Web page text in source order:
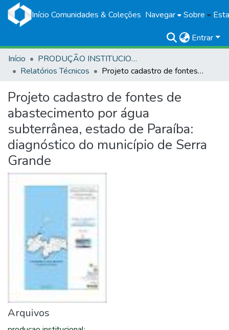
Início Comunidades & Coleções Navegar Sobre
Entrar
Início
PRODUÇÃO INSTITUCIONAL
Relatórios Técnicos
Projeto cadastro de fontes de abastecimento por água subterrânea, estado de Paraíba: diagnóstico do município de Serra Grande
Projeto cadastro de fontes de
abastecimento por água
subterrânea, estado de Paraíba:
diagnóstico do município de Serra
Grande
Arquivos